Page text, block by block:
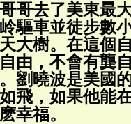
哥去了美東最
驅車並徒步數
大樹。在這個
由，不會有龔
劉曉波是美國
飛，如果他能
幸福。